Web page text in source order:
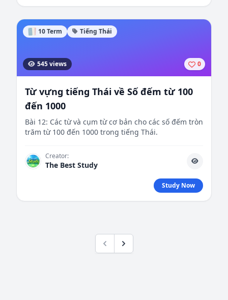
10 Term Tiếng Thái
545 views 0
Từ vựng tiếng Thái về Số đếm từ 100
đến 1000
Bài 12: Các từ và cụm từ cơ bản cho các số đếm tròn
trăm từ 100 đến 1000 trong tiếng Thái.
Creator:
The Best Study
Study Now